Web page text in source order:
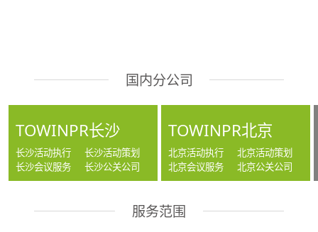
国内分公司
TOWINPR长沙
长沙活动执行
长沙活动策划
长沙会议服务
长沙公关公司
TOWINPR北京
北京活动执行
北京活动策划
北京会议服务
北京公关公司
服务范围